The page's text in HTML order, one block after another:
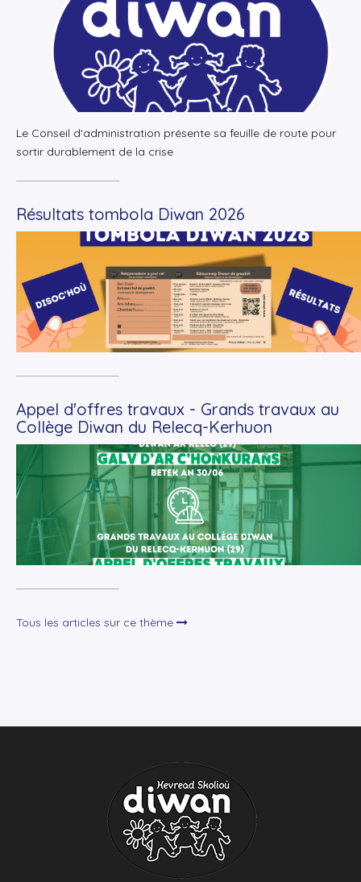
Le Conseil d'administration présente sa feuille de route pour
sortir durablement de la crise
Résultats tombola Diwan 2026
+Lire la suite
Appel d'offres travaux - Grands travaux au
Collège Diwan du Relecq-Kerhuon
+Lire la suite
Tous les articles sur ce thème